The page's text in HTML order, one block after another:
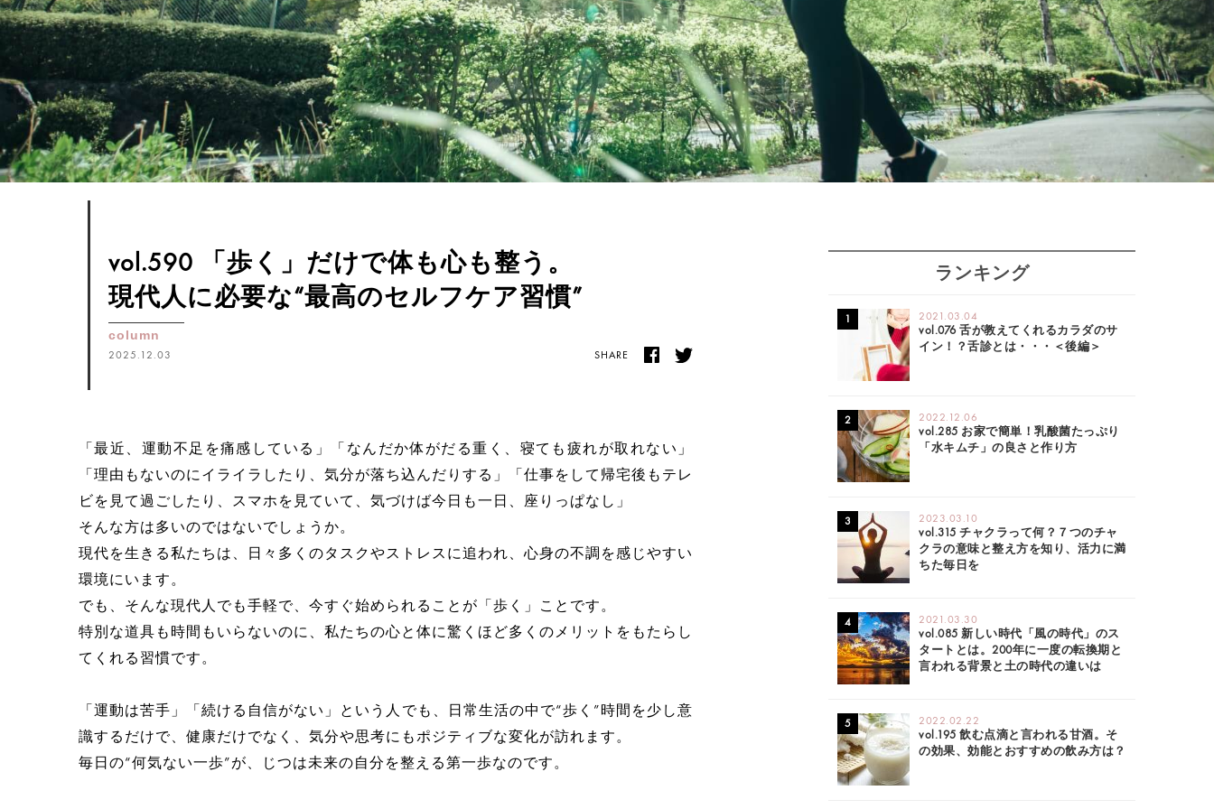
vol.590 「歩く」だけで体も心も整う。
現代人に必要な“最高のセルフケア習慣”
column
2025.12.03 SHARE
「最近、運動不足を痛感している」「なんだか体がだる重く、寝ても疲れが取れない」
「理由もないのにイライラしたり、気分が落ち込んだりする」「仕事をして帰宅後もテレ
ビを見て過ごしたり、スマホを見ていて、気づけば今日も一日、座りっぱなし」
そんな方は多いのではないでしょうか。
現代を生きる私たちは、日々多くのタスクやストレスに追われ、心身の不調を感じやすい
環境にいます。
でも、そんな現代人でも手軽で、今すぐ始められることが「歩く」ことです。
特別な道具も時間もいらないのに、私たちの心と体に驚くほど多くのメリットをもたらし
てくれる習慣です。
「運動は苦手」「続ける自信がない」という人でも、日常生活の中で“歩く”時間を少し意
識するだけで、健康だけでなく、気分や思考にもポジティブな変化が訪れます。
毎日の“何気ない一歩”が、じつは未来の自分を整える第一歩なのです。
ランキング
2021.03.04
vol.076 舌が教えてくれるカラダのサ
イン！？舌診とは・・・＜後編＞
2022.12.06
vol.285 お家で簡単！乳酸菌たっぷり
「水キムチ」の良さと作り方
2023.03.10
vol.315 チャクラって何？７つのチャ
クラの意味と整え方を知り、活力に満
ちた毎日を
2021.03.30
vol.085 新しい時代「風の時代」のス
タートとは。200年に一度の転換期と
言われる背景と土の時代の違いは
2022.02.22
vol.195 飲む点滴と言われる甘酒。そ
の効果、効能とおすすめの飲み方は？